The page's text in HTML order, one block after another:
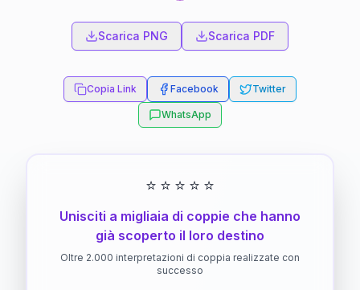
Scarica PNG Scarica PDF
Copia Link Facebook Twitter
WhatsApp
⭐ ⭐ ⭐ ⭐ ⭐
Unisciti a migliaia di coppie che hanno
già scoperto il loro destino
Oltre 2.000 interpretazioni di coppia realizzate con
successo